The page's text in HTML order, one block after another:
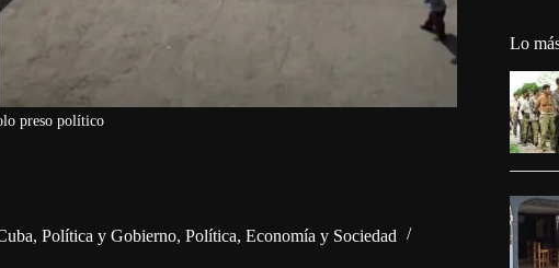
preso político
, Política y Gobierno, Política, Economía y Sociedad
Lo